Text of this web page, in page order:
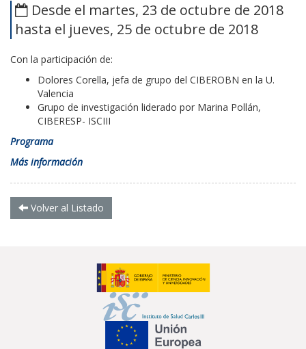
Desde el martes, 23 de octubre de 2018
hasta el jueves, 25 de octubre de 2018
Con la participación de:
Dolores Corella, jefa de grupo del CIBEROBN en la U.
Valencia
Grupo de investigación liderado por Marina Pollán,
CIBERESP- ISCIII
Programa
Más información
Volver al Listado